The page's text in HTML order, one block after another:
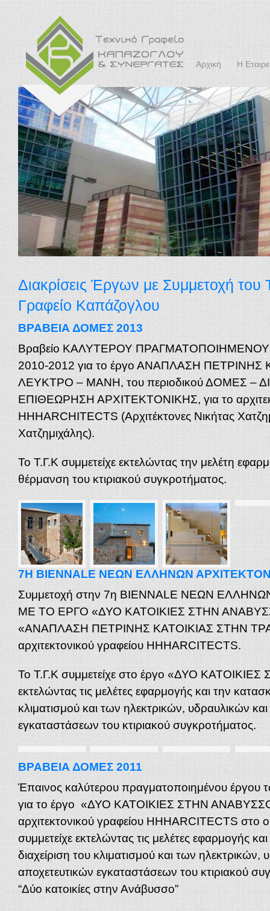
Αρχική Η
Διακρίσεις Έργων με Συμμετοχή του
Γραφείο Καπάζογλου
ΒΡΑΒΕΙΑ ΔΟΜΕΣ 2013
Bραβείο ΚΑΛΥΤΕΡΟΥ
2010-2012 για το έργο ΑΝΑΠΛΑΣΗ ΠΕΤΡΙΝΗΣ
ΛΕΥΚΤΡΟ – ΜΑΝΗ, του περιοδικού ΔΟΜΕΣ –
ΕΠΙΘΕΩΡΗΣΗ ΑΡΧΙΤΕΚΤΟΝΙΚΗΣ, για το
ΗΗΗARCHITECTS (Αρχιτέκτονες Νικήτας
Χατζημιχάλης).
Το Τ.Γ.Κ συμμετείχε εκτελώντας την μελέτη
θέρμανση του κτιριακού συγκροτήματος.
7Η BIENNALE ΝΕΩΝ ΕΛΛΗΝΩΝ
Συμμετοχή στην 7η BIENNALE ΝΕΩΝ
ΜΕ ΤΟ ΕΡΓΟ «ΔΥΟ ΚΑΤΟΙΚΙΕΣ ΣΤΗΝ
«ΑΝΑΠΛΑΣΗ ΠΕΤΡΙΝΗΣ ΚΑΤΟΙΚΙΑΣ ΣΤΗΝ
αρχιτεκτονικού γραφείου HHHARCITECTS.
Το Τ.Γ.Κ συμμετείχε στο έργο «ΔΥΟ
εκτελώντας τις μελέτες εφαρμογής και την
κλιματισμού και των ηλεκτρικών, υδραυλικών
εγκαταστάσεων του κτιριακού συγκροτήματος.
ΒΡΑΒΕΙΑ ΔΟΜΕΣ 2011
Έπαινος καλύτερου πραγματοποιημένου έργου
για το έργο «ΔΥΟ ΚΑΤΟΙΚΙΕΣ ΣΤΗΝ
αρχιτεκτονικού γραφείου HHHARCITECTS στο
συμμετείχε εκτελώντας τις μελέτες εφαρμογής
διαχείριση του κλιματισμού και των ηλεκτρικών,
αποχετευτικών εγκαταστάσεων του κτιριακού
“Δύο κατοικίες στην Ανάβυσσο”